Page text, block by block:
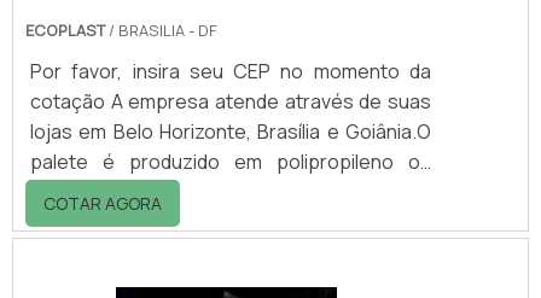
ECOPLAST/ BRASILIA - DF
Por favor, insira seu CEP no momento da
cotação A empresa atende através de suas
lojas em Belo Horizonte, Brasília e Goiânia.O
palete é produzido em polipropileno ou
polietileno indicado para câmara fria, sendo
recomendado também para armazenagem
hospitalares ou qualquer outro produto que
COTAR AGORA